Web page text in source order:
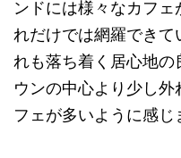
ンドには様々なカフェ
れだけでは網羅でき
れも落ち着く居心地の
ウンの中心より少し
フェが多いように感じ